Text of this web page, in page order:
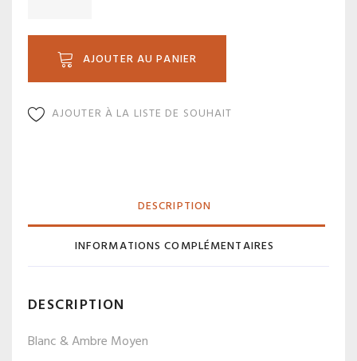
AJOUTER AU PANIER
AJOUTER À LA LISTE DE SOUHAIT
DESCRIPTION
INFORMATIONS COMPLÉMENTAIRES
DESCRIPTION
Blanc & Ambre Moyen